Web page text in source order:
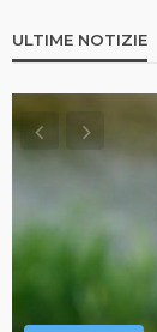
ULTIME NOTIZIE